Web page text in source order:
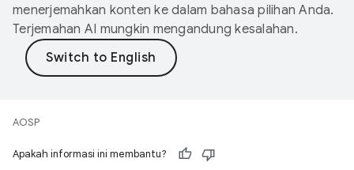
menerjemahkan konten ke dalam bahasa pilihan Anda.
Terjemahan AI mungkin mengandung kesalahan.
AOSP
Apakah informasi ini membantu?